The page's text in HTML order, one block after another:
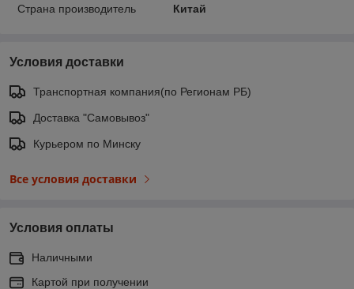
Страна производитель
Китай
Условия доставки
Транспортная компания(по Регионам РБ)
Доставка "Самовывоз"
Курьером по Минску
Все условия доставки
Условия оплаты
Наличными
Картой при получении